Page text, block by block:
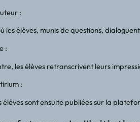
:
les élèves, munis de questions,
:
les élèves retranscrivent leurs
:
élèves sont ensuite publiées sur la